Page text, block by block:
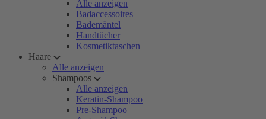
Alle anzeigen
Badaccessoires
Bademäntel
Handtücher
Kosmetiktaschen
Haare
Alle anzeigen
Shampoos
Alle anzeigen
Keratin-Shampoo
Pre-Shampoo